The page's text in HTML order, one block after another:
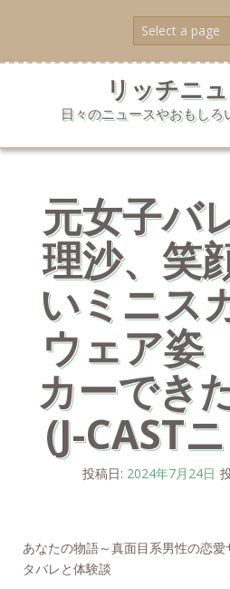
ン
ッ
リッチニ
日々のニュースやおもしろ
元女子バ
理沙、笑
いミニス
ウェア
カーでき
(J-CAST
投稿日: 2024年7月24日
あなたの物語～真面目系男性の恋
タバレと体験談